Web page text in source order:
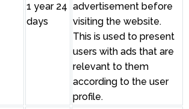
1 year 24
days
advertisement before
visiting the website.
This is used to present
users with ads that are
relevant to them
according to the user
profile.